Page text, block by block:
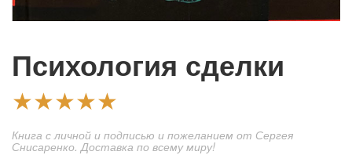
Психология сделки
★★★★★
Книга с личной и подписью и пожеланием от Сергея
Снисаренко. Доставка по всему миру!